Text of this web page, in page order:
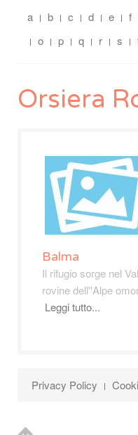
a b c d e f
o
p q r s
Orsiera
Balma
Il rifugio sorge nel
rovine dell''Alpe
Leggi tutto...
Privacy Policy